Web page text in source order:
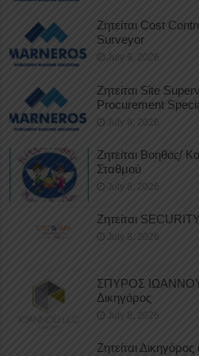
Ζητείται Cost
Surveyor
July 9, 2026
Ζητείται Site
Procurement
July 9, 2026
Ζητείται Βοηθός/
Σταθμού
July 8, 2026
Ζητείται
July 8, 2026
ΣΠΥΡΟΣ ΙΩΑΝΝΟΥ
Δικηγόρος
July 8, 2026
Ζητείται